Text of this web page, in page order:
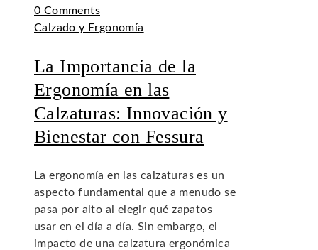
0 Comments
Calzado y Ergonomía
La Importancia de la
Ergonomía en las
Calzaturas: Innovación y
Bienestar con Fessura
La ergonomía en las calzaturas es un
aspecto fundamental que a menudo se
pasa por alto al elegir qué zapatos
usar en el día a día. Sin embargo, el
impacto de una calzatura ergonómica